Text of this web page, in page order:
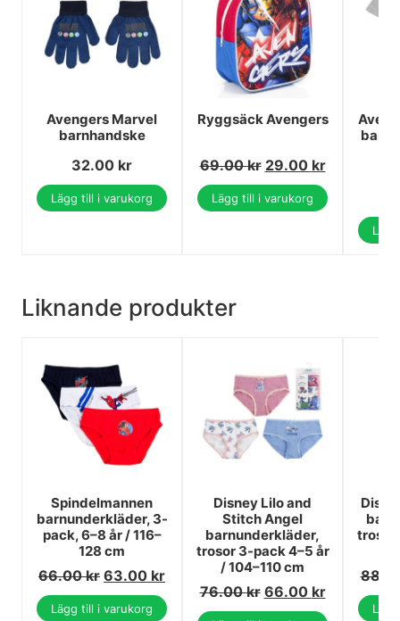
Avengers Marvel
barnhandske
32.00 kr
Lägg till i varukorg
Ryggsäck Avengers
69.00kr 29.00 kr
Lägg till i varukorg
Liknande produkter
Spindelmannen
barnunderkläder, 3-
pack, 6–8 år / 116–
128 cm
66.00kr 63.00 kr
Lägg till i varukorg
Disney Lilo and
Stitch Angel
barnunderkläder,
trosor 3-pack 4–5 år
/ 104–110 cm
76.00kr 66.00 kr
trosor